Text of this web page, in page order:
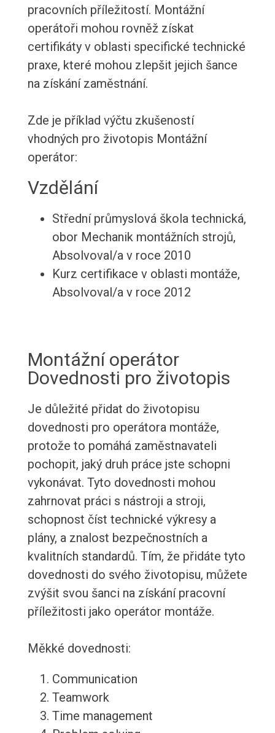
pracovních příležitostí. Montážní
operátoři mohou rovněž získat
certifikáty v oblasti specifické technické
praxe, které mohou zlepšit jejich šance
na získání zaměstnání.
Zde je příklad výčtu zkušeností
vhodných pro životopis Montážní
operátor:
Vzdělání
Střední průmyslová škola technická,
obor Mechanik montážních strojů,
Absolvoval/a v roce 2010
Kurz certifikace v oblasti montáže,
Absolvoval/a v roce 2012
Montážní operátor
Dovednosti pro životopis
Je důležité přidat do životopisu
dovednosti pro operátora montáže,
protože to pomáhá zaměstnavateli
pochopit, jaký druh práce jste schopni
vykonávat. Tyto dovednosti mohou
zahrnovat práci s nástroji a stroji,
schopnost číst technické výkresy a
plány, a znalost bezpečnostních a
kvalitních standardů. Tím, že přidáte tyto
dovednosti do svého životopisu, můžete
zvýšit svou šanci na získání pracovní
příležitosti jako operátor montáže.
Měkké dovednosti:
Communication
Teamwork
Time management